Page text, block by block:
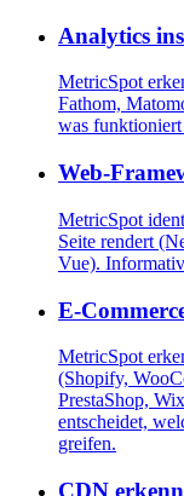
Analytics
MetricSpot
Fathom,
was
Web-
MetricSpot
Seite rendert
Vue).
E-
MetricSpot
(Shopify,
PrestaShop,
entscheidet,
greifen.
CDN